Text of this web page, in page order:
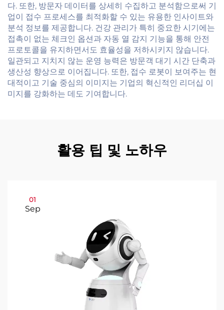
다. 또한, 방문자 데이터를 상세히 수집하고 분석함으로써 기
업이 접수 프로세스를 최적화할 수 있는 유용한 인사이트와
분석 정보를 제공합니다. 건강 관리가 특히 중요한 시기에는
접촉이 없는 체크인 옵션과 자동 열 감지 기능을 통해 안전
프로토콜을 유지하면서도 효율성을 저하시키지 않습니다.
일관되고 지치지 않는 운영 능력은 방문객 대기 시간 단축과
생산성 향상으로 이어집니다. 또한, 접수 로봇이 보여주는 현
대적이고 기술 중심의 이미지는 기업의 혁신적인 리더십 이
미지를 강화하는 데도 기여합니다.
활용 팁 및 노하우
01
Sep